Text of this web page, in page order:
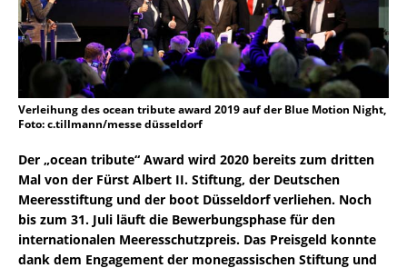
Verleihung des ocean tribute award 2019 auf der Blue Motion Night,
Foto: c.tillmann/messe düsseldorf
Der „ocean tribute“ Award wird 2020 bereits zum dritten
Mal von der Fürst Albert II. Stiftung, der Deutschen
Meeresstiftung und der boot Düsseldorf verliehen. Noch
bis zum 31. Juli läuft die Bewerbungsphase für den
internationalen Meeresschutzpreis. Das Preisgeld konnte
dank dem Engagement der monegassischen Stiftung und